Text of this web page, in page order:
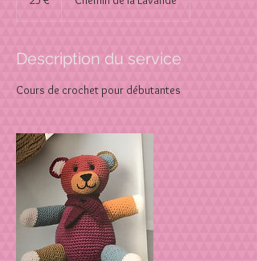
Description du service
Cours de crochet pour débutantes